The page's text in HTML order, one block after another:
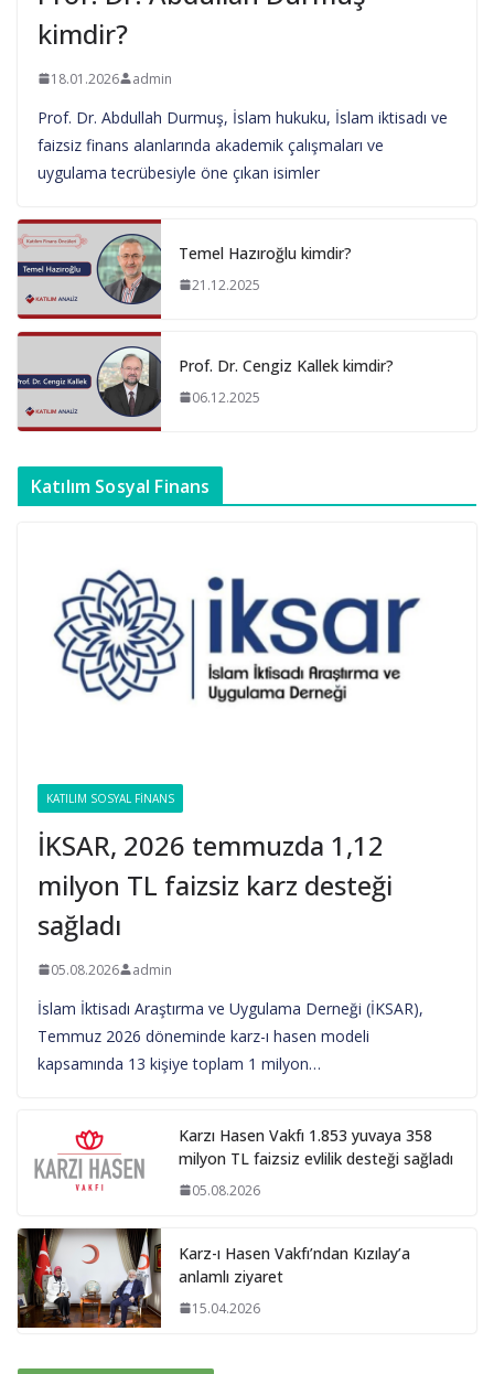
kimdir?
18.01.2026 admin
Prof. Dr. Abdullah Durmuş, İslam hukuku, İslam iktisadı ve
faizsiz finans alanlarında akademik çalışmaları ve
uygulama tecrübesiyle öne çıkan isimler
Temel Hazıroğlu kimdir?
21.12.2025
Prof. Dr. Cengiz Kallek kimdir?
06.12.2025
Katılım Sosyal Finans
KATILIM SOSYAL FINANS
İKSAR, 2026 temmuzda 1,12
milyon TL faizsiz karz desteği
sağladı
05.08.2026 admin
İslam İktisadı Araştırma ve Uygulama Derneği (İKSAR),
Temmuz 2026 döneminde karz-ı hasen modeli
kapsamında 13 kişiye toplam 1 milyon…
Karzı Hasen Vakfı 1.853 yuvaya 358
milyon TL faizsiz evlilik desteği sağladı
05.08.2026
Karz-ı Hasen Vakfı’ndan Kızılay’a
anlamlı ziyaret
15.04.2026